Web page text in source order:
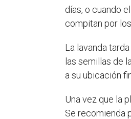
días, o cuando
compitan por
La lavanda
las semillas de
a su ubicación
Una vez que la
Se recomienda